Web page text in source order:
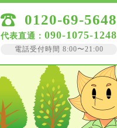
0120-69-5648
代表直通： 090-1075-1248
電話受付時間 8:00〜21:00